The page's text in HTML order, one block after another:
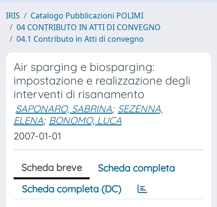
IRIS
Catalogo Pubblicazioni POLIMI
04 CONTRIBUTO IN ATTI DI CONVEGNO
04.1 Contributo in Atti di convegno
Air sparging e biosparging:
impostazione e realizzazione degli
interventi di risanamento
SAPONARO, SABRINA; SEZENNA,
ELENA; BONOMO, LUCA
2007-01-01
Scheda breve
Scheda completa
Scheda completa (DC)